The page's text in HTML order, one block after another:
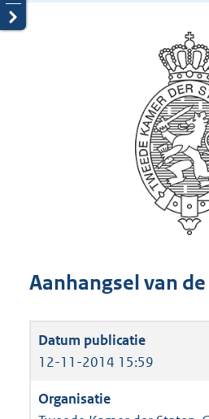
Aanhangsel van
12-11-2014 15:59